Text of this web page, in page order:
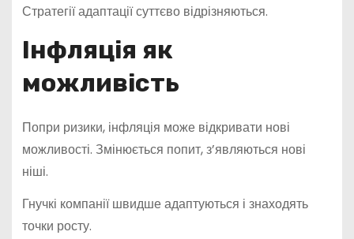
Стратегії адаптації суттєво відрізняються.
Інфляція як
можливість
Попри ризики, інфляція може відкривати нові
можливості. Змінюється попит, з’являються нові
ніші.
Гнучкі компанії швидше адаптуються і знаходять
точки росту.